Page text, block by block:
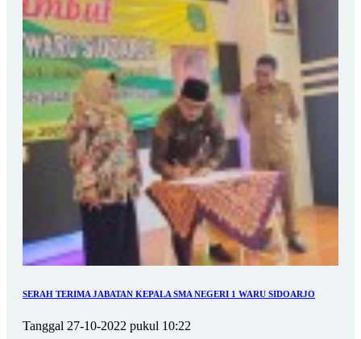
SERAH TERIMA JABATAN KEPALA SMA NEGERI 1 WARU SIDOARJO
Tanggal 27-10-2022 pukul 10:22